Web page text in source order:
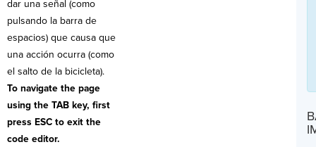
dar una señal (como
pulsando la barra de
espacios) que causa que
una acción ocurra (como
el salto de la bicicleta).
To navigate the page
using the TAB key, first
press ESC to exit the
code editor.